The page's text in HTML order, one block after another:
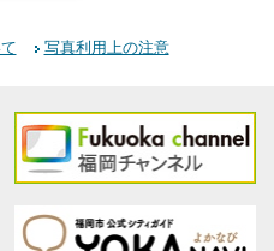
写真利用上の注意